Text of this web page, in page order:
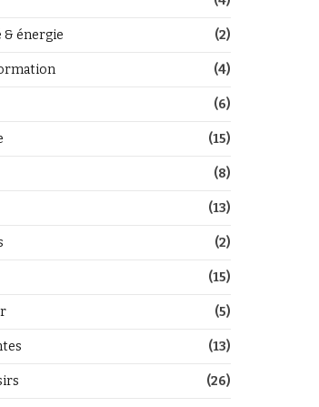
énergie (2)
(4)
(6)
(15)
(8)
(13)
(2)
(15)
(5)
(13)
(26)